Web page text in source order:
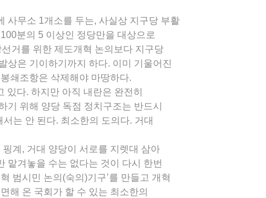
사무소 1개소를 두는, 사실상 지구당 부활
분의 5 이상인 정당만을 대상으로
거를 위한 제도개혁 논의보다 지구당
상은 기이하기까지 하다. 이미 기울어진
쇄조항은 삭제해야 마땅하다.
있다. 하지만 아직 내란은 완전히
기 위해 양당 독점 정치구조는 반드시
는 안 된다. 최소한의 도의다. 거대
계, 거대 양당이 서로를 지렛대 삼아
맡겨놓을 수는 없다는 것이 다시 한번
범시민 논의(숙의)기구’를 만들고 개혁
해 온 국회가 할 수 있는 최소한의